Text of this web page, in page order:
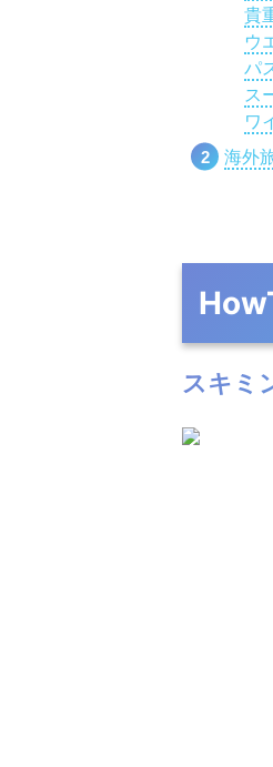
貴
ウ
パ
ス
ワ
海外
スキミ